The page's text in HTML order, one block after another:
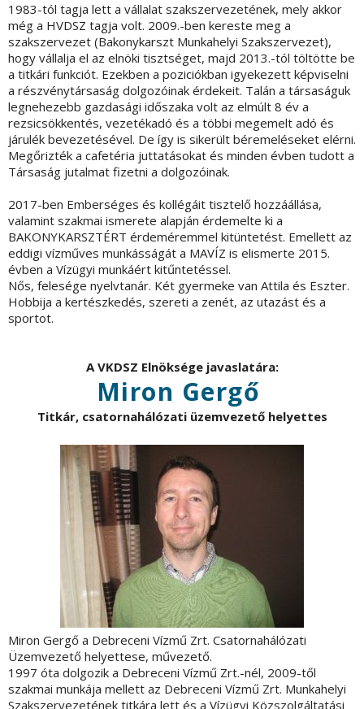
1983-tól tagja lett a vállalat szakszervezetének, mely akkor
még a HVDSZ tagja volt. 2009.-ben kereste meg a
szakszervezet (Bakonykarszt Munkahelyi Szakszervezet),
hogy vállalja el az elnöki tisztséget, majd 2013.-tól töltötte be
a titkári funkciót. Ezekben a poziciókban igyekezett képviselni
a részvénytársaság dolgozóinak érdekeit. Talán a társaságuk
legnehezebb gazdasági időszaka volt az elmúlt 8 év a
rezsicsökkentés, vezetékadó és a többi megemelt adó és
járulék bevezetésével. De így is sikerült béremeléseket elérni.
Megőrizték a cafetéria juttatásokat és minden évben tudott a
Társaság jutalmat fizetni a dolgozóinak.
2017-ben Emberséges és kollégáit tisztelő hozzáállása,
valamint szakmai ismerete alapján érdemelte ki a
BAKONYKARSZTÉRT érdeméremmel kitüntetést. Emellett az
eddigi vízműves munkásságát a MAVÍZ is elismerte 2015.
évben a Vízügyi munkáért kitűntetéssel.
Nős, felesége nyelvtanár. Két gyermeke van Attila és Eszter.
Hobbija a kertészkedés, szereti a zenét, az utazást és a
sportot.
A VKDSZ Elnöksége javaslatára:
Miron Gergő
Titkár, csatornahálózati üzemvezető helyettes
Miron Gergő a Debreceni Vízmű Zrt. Csatornahálózati
Üzemvezető helyettese, művezető.
1997 óta dolgozik a Debreceni Vízmű Zrt.-nél, 2009-től
szakmai munkája mellett az Debreceni Vízmű Zrt. Munkahelyi
Szakszervezetének titkára lett és a Vízügyi Közszolgáltatási